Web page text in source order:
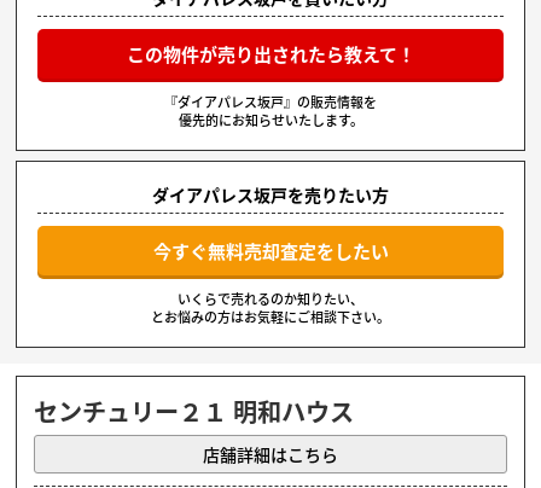
この物件が売り出されたら教えて！
『ダイアパレス坂戸』の販売情報を
優先的にお知らせいたします。
ダイアパレス坂戸を売りたい方
今すぐ無料売却査定をしたい
いくらで売れるのか知りたい、
とお悩みの方はお気軽にご相談下さい。
センチュリー２１ 明和ハウス
店舗詳細はこちら